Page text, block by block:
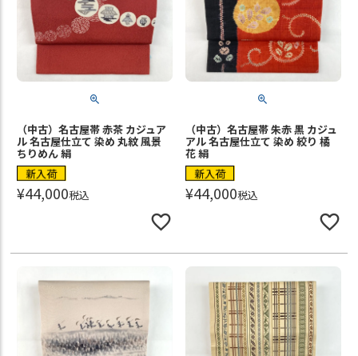
（中古）名古屋帯 赤茶 カジュア
ル 名古屋仕立て 染め 丸紋 風景
ちりめん 絹
新入荷
¥44,000税込
（中古）名古屋帯 朱赤 黒 カジュ
アル 名古屋仕立て 染め 絞り 橘
花 絹
新入荷
¥44,000税込